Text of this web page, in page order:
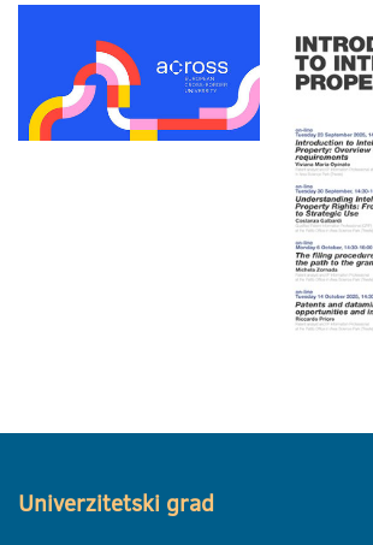
Univerzitetski grad